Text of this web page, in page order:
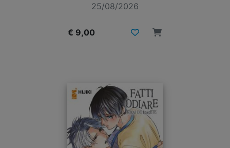
25/08/2026
€ 9,00